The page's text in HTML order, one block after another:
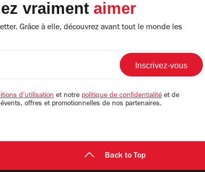
vraiment aimer
Grâce à elle, découvrez avant tout le monde les
d'utilisation et notre politique de confidentialité et de
offres et promotionnelles de nos partenaires.
Back to Top